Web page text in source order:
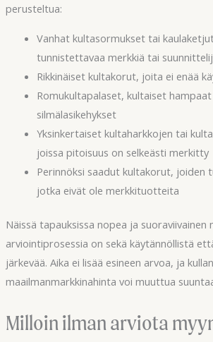
perusteltua:
Vanhat kultasormukset tai
tunnistettavaa merkkiä tai
Rikkinäiset kultakorut, joita ei enää
Romukultapalaset, kultaiset
silmälasikehykset
Yksinkertaiset kultaharkkojen tai
joissa pitoisuus on selkeästi merkitty
Perinnöksi saadut kultakorut, joiden
jotka eivät ole merkkituotteita
Näissä tapauksissa nopea ja suoraviivainen
arviointiprosessia on sekä käytännöllistä
järkevää. Aika ei lisää esineen arvoa, ja kullan
maailmanmarkkinahinta voi muuttua
Milloin ilman arviota